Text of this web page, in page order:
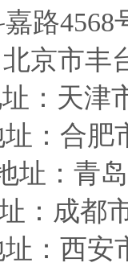
嘉路
京市丰
：天津
：合
址 ：青
：成都
：西